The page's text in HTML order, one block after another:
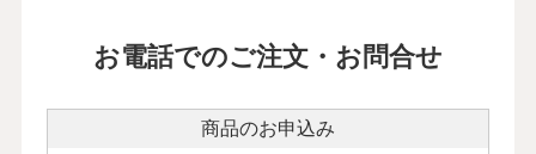
お電話でのご注文・お問合せ
商品のお申込み